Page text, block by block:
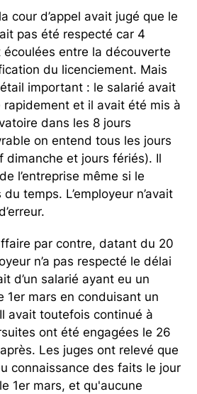
cour d’appel avait jugé que le
pas été respecté car 4
écoulées entre la découverte
du licenciement. Mais
important : le salarié avait
rapidement et il avait été mis à
dans les 8 jours
on entend tous les jours
dimanche et jours fériés). Il
l’entreprise même si le
temps. L’employeur n’avait
par contre, datant du 20
n’a pas respecté le délai
d’un salarié ayant eu un
1er mars en conduisant un
avait toutefois continué à
ont été engagées le 26
Les juges ont relevé que
connaissance des faits le jour
1er mars, et qu'aucune